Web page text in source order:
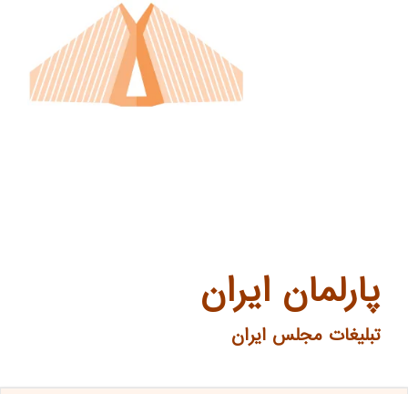
پارلمان ایران
تبلیغات مجلس ایران